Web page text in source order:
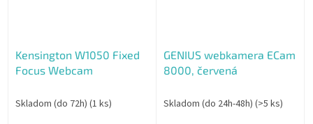
Kensington W1050 Fixed
Focus Webcam
Skladom (do 72h) (1 ks)
GENIUS webkamera ECam
8000, červená
Skladom (do 24h-48h) (>5 ks)